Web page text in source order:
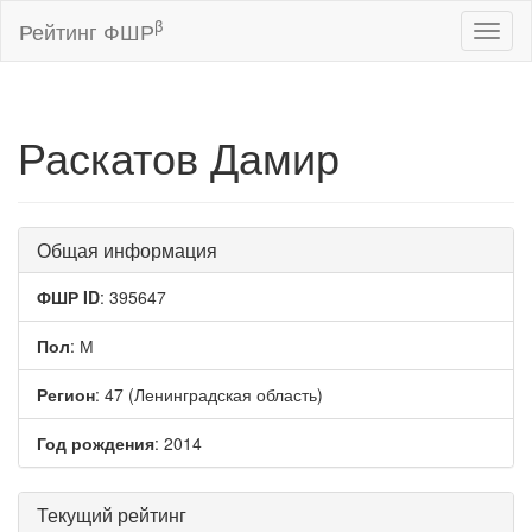
Рейтинг ФШРβ
Раскатов Дамир
Общая информация
ФШР ID: 395647
Пол: М
Регион: 47 (Ленинградская область)
Год рождения: 2014
Текущий рейтинг